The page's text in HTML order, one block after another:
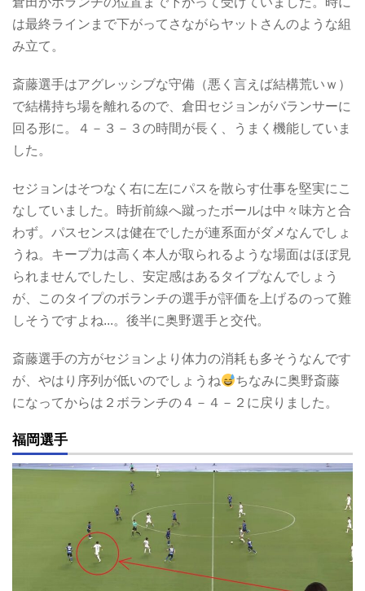
は最終ラインまで下がってさながらヤットさんのような組
み立て。
斎藤選手はアグレッシブな守備（悪く言えば結構荒いｗ）
で結構持ち場を離れるので、倉田セジョンがバランサーに
回る形に。４－３－３の時間が長く、うまく機能していま
した。
セジョンはそつなく右に左にパスを散らす仕事を堅実にこ
なしていました。時折前線へ蹴ったボールは中々味方と合
わず。パスセンスは健在でしたが連系面がダメなんでしょ
うね。キープ力は高く本人が取られるような場面はほぼ見
られませんでしたし、安定感はあるタイプなんでしょう
が、このタイプのボランチの選手が評価を上げるのって難
しそうですよね...。後半に奥野選手と交代。
斎藤選手の方がセジョンより体力の消耗も多そうなんです
が、やはり序列が低いのでしょうね
ちなみに奥野斎藤
になってからは２ボランチの４－４－２に戻りました。
福岡選手